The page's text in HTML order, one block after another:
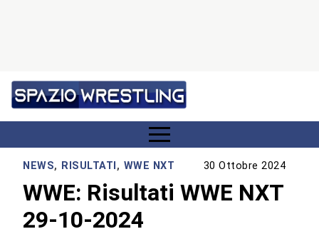
NEWS, RISULTATI, WWE NXT 30 Ottobre 2024
WWE: Risultati WWE NXT
29-10-2024